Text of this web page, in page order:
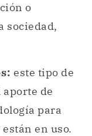
o
sociedad,
este tipo de
de
para
en uso.